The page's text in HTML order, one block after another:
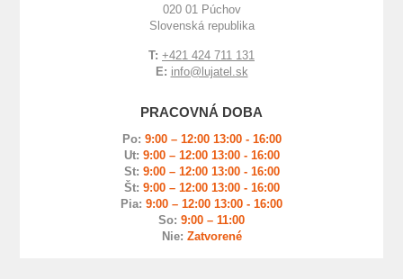
020 01 Púchov
Slovenská republika
T: +421 424 711 131
E: info@lujatel.sk
PRACOVNÁ DOBA
Po: 9:00 – 12:00 13:00 - 16:00
Ut: 9:00 – 12:00 13:00 - 16:00
St: 9:00 – 12:00 13:00 - 16:00
Št: 9:00 – 12:00 13:00 - 16:00
Pia: 9:00 – 12:00 13:00 - 16:00
So: 9:00 – 11:00
Nie: Zatvorené